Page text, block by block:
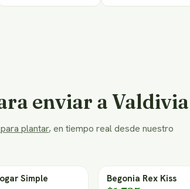
enviar a Valdivia
plantar, en tiempo real desde nuestro
Simple Begonia Rex Kiss